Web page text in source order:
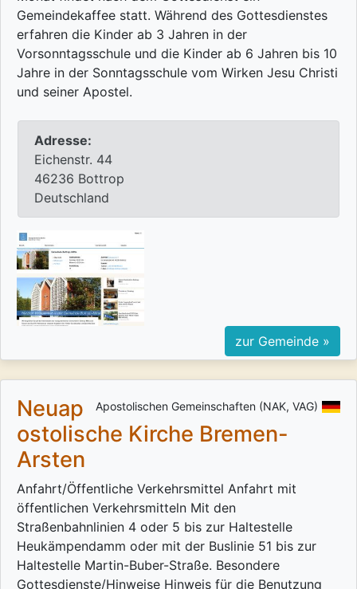
Gemeindekaffee statt. Während des Gottesdienstes
erfahren die Kinder ab 3 Jahren in der
Vorsonntagsschule und die Kinder ab 6 Jahren bis 10
Jahre in der Sonntagsschule vom Wirken Jesu Christi
und seiner Apostel.
Adresse:
Eichenstr. 44
46236 Bottrop
Deutschland
zur Gemeinde »
Apostolischen Gemeinschaften (NAK, VAG)
Neuap
ostolische Kirche Bremen-
Arsten
Anfahrt/Öffentliche Verkehrsmittel Anfahrt mit
öffentlichen Verkehrsmitteln Mit den
Straßenbahnlinien 4 oder 5 bis zur Haltestelle
Heukämpendamm oder mit der Buslinie 51 bis zur
Haltestelle Martin-Buber-Straße. Besondere
Gottesdienste/Hinweise Hinweis für die Benutzung